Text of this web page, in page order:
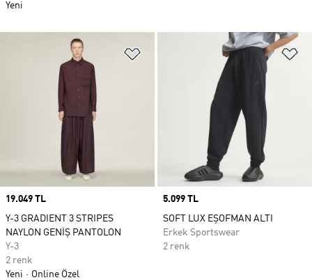
Favori Listesine Ekle
Price
19.049 TL
Y-3 GRADIENT 3 STRIPES
NAYLON GENİŞ PANTOLON
Y-3
2 renk
Yeni
Online Özel
Price
5.099 TL
SOFT LUX EŞOFMAN ALTI
Erkek Sportswear
2 renk
Yeni